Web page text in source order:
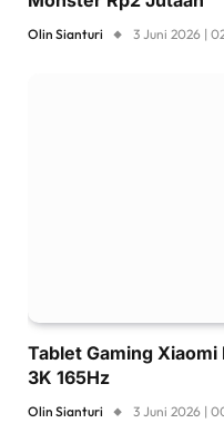
Olin Sianturi 3 Juni 2026 |
Tablet Gaming
3K 165Hz
Olin Sianturi 3 Juni 2026 |